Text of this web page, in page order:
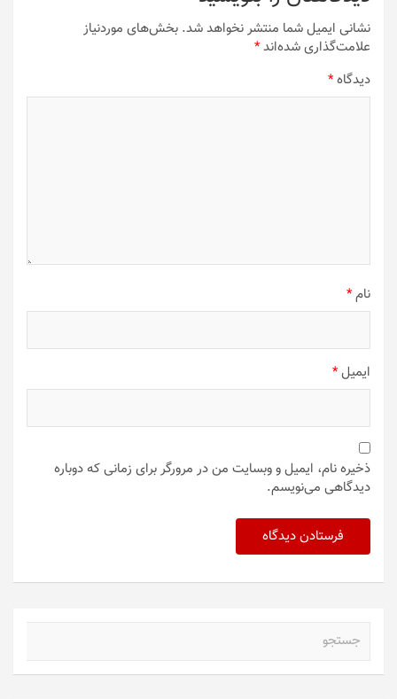
نشانی ایمیل شما منتشر نخواهد شد. بخش‌های موردنیاز
علامت‌گذاری شده‌اند*
دیدگاه*
نام*
ایمیل*
ذخیره نام، ایمیل و وبسایت من در مرورگر برای زمانی که دوباره
دیدگاهی می‌نویسم.